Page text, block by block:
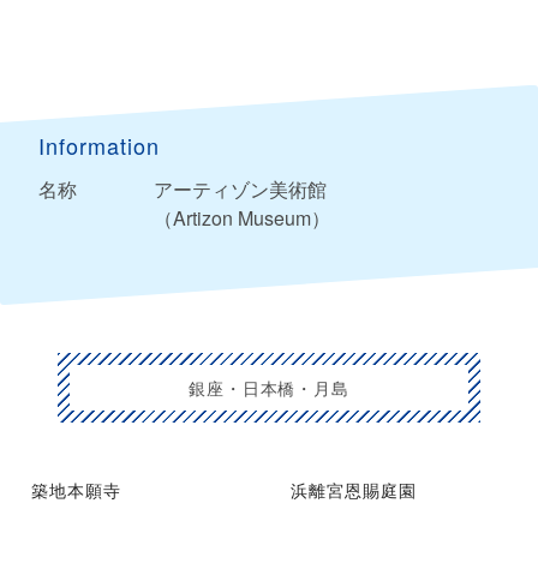
Information
名称
アーティゾン美術館
（Artizon Museum）
銀座・日本橋・月島
築地本願寺 浜離宮恩賜庭園